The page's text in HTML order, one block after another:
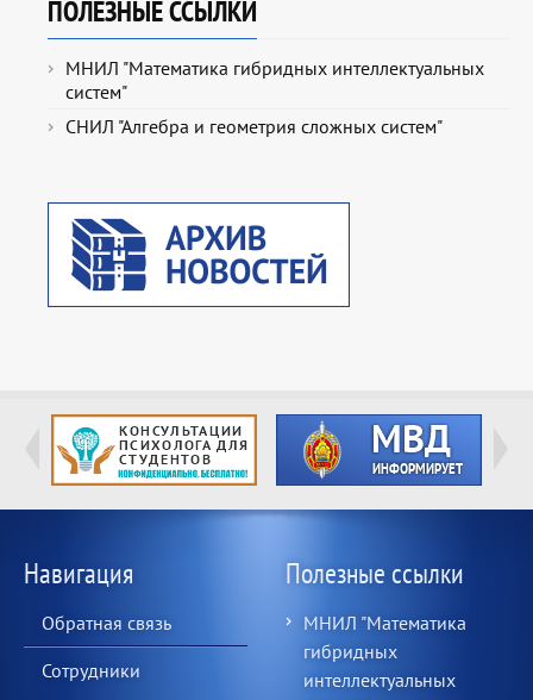
ПОЛЕЗНЫЕ ССЫЛКИ
МНИЛ "Математика гибридных интеллектуальных
систем"
СНИЛ "Алгебра и геометрия сложных систем"
Навигация
Обратная связь
Сотрудники
Полезные ссылки
МНИЛ "Математика
гибридных
интеллектуальных